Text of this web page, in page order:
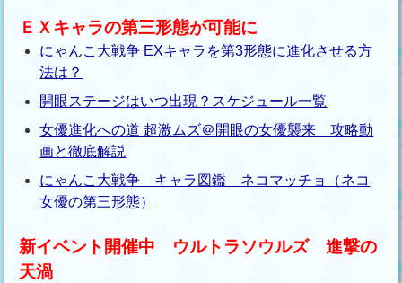
ＥＸキャラの第三形態が可能に
にゃんこ大戦争 EXキャラを第3形態に進化させる方
法は？
開眼ステージはいつ出現？スケジュール一覧
女優進化への道 超激ムズ＠開眼の女優襲来 攻略動
画と徹底解説
にゃんこ大戦争 キャラ図鑑 ネコマッチョ（ネコ
女優の第三形態）
新イベント開催中 ウルトラソウルズ 進撃の
天渦